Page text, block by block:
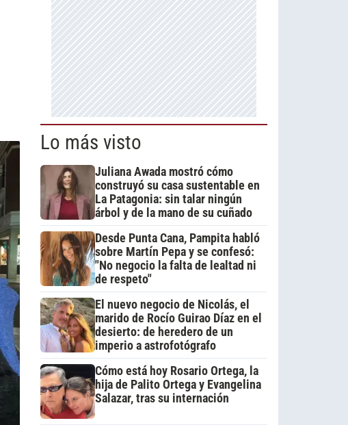
Lo más visto
Juliana Awada mostró cómo
construyó su casa sustentable en
La Patagonia: sin talar ningún
árbol y de la mano de su cuñado
Desde Punta Cana, Pampita habló
sobre Martín Pepa y se confesó:
"No negocio la falta de lealtad ni
de respeto"
El nuevo negocio de Nicolás, el
marido de Rocío Guirao Díaz en el
desierto: de heredero de un
imperio a astrofotógrafo
Cómo está hoy Rosario Ortega, la
hija de Palito Ortega y Evangelina
Salazar, tras su internación